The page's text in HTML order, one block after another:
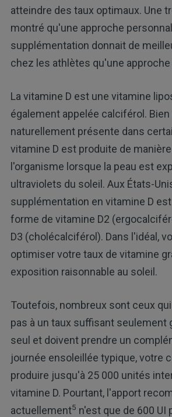
atteindre des taux optimaux. Une
montré qu'une approche
supplémentation donnait de
chez les athlètes qu'une approche
La vitamine D est une vitamine
également appelée calciférol.
naturellement présente dans
vitamine D est produite de
l'organisme lorsque la peau est
ultraviolets du soleil. Aux États-
supplémentation en vitamine D
forme de vitamine D2
D3 (cholécalciférol). Dans l'idéal,
optimiser votre taux de vitamine
exposition raisonnable au soleil.
Toutefois, nombreux sont ceux
pas à un taux suffisant seulement
seul et doivent prendre un
journée ensoleillée typique, votre
produire jusqu'à 25 000 unités
vitamine D. Pourtant, l'apport
actuellement5 n'est que de 600 UI